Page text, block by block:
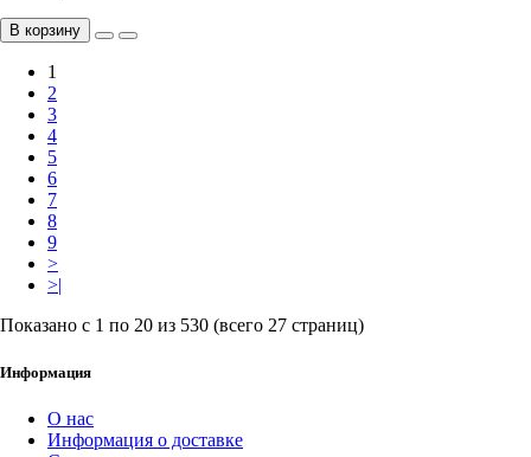
В корзину
1
2
3
4
5
6
7
8
9
>
>|
Показано с 1 по 20 из 530 (всего 27 страниц)
Информация
О нас
Информация о доставке